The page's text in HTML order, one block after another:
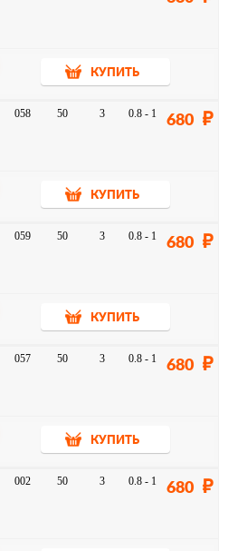
КУПИТЬ
058 50 3 0.8 - 1 680
КУПИТЬ
059 50 3 0.8 - 1 680
КУПИТЬ
057 50 3 0.8 - 1 680
КУПИТЬ
002 50 3 0.8 - 1 680